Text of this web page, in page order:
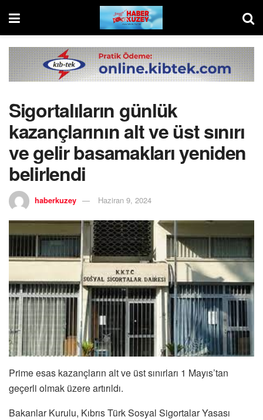
Sigortalıların günlük
kazançlarının alt ve üst sınırı
ve gelir basamakları yeniden
belirlendi
haberkuzey Haziran 9, 2024
Prime esas kazançların alt ve üst sınırları 1 Mayıs’tan
geçerli olmak üzere artırıldı.
Bakanlar Kurulu, Kıbrıs Türk Sosyal Sigortalar Yasası